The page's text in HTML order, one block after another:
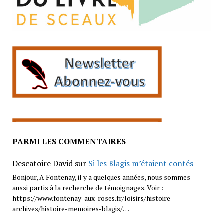
PARMI LES COMMENTAIRES
Descatoire Davidsur Si les Blagis m’étaient contés
Bonjour, A Fontenay, il y a quelques années, nous sommes
aussi partis à la recherche de témoignages. Voir :
https://www.fontenay-aux-roses.fr/loisirs/histoire-
archives/histoire-memoires-blagis/…